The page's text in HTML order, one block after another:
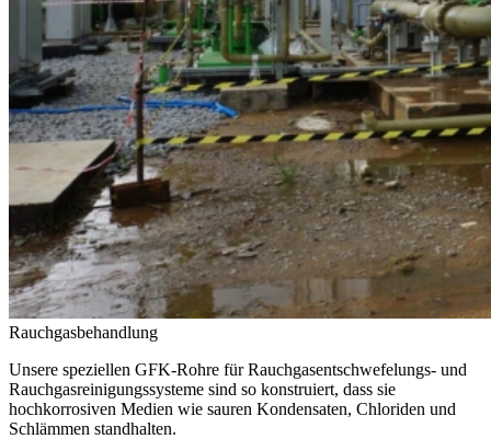
Rauchgasbehandlung
Unsere speziellen GFK-Rohre für Rauchgasentschwefelungs- und
Rauchgasreinigungssysteme sind so konstruiert, dass sie
hochkorrosiven Medien wie sauren Kondensaten, Chloriden und
Schlämmen standhalten.